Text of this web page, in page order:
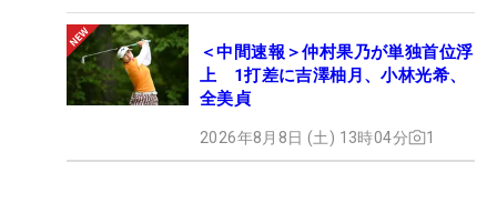
＜中間速報＞仲村果乃が単独首位浮
上 1打差に吉澤柚月、小林光希、
全美貞
2026年8月8日 (土) 13時04分 1